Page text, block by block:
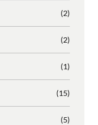
(2)
(2)
(1)
(15)
(5)